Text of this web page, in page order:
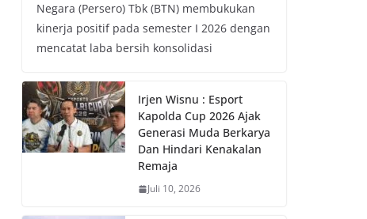
Negara (Persero) Tbk (BTN) membukukan
kinerja positif pada semester I 2026 dengan
mencatat laba bersih konsolidasi
Irjen Wisnu : Esport
Kapolda Cup 2026 Ajak
Generasi Muda Berkarya
Dan Hindari Kenakalan
Remaja
Juli 10, 2026